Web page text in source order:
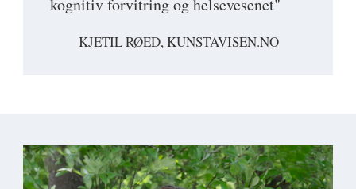
kognitiv forvitring og helsevesenet"
KJETIL RØED, KUNSTAVISEN.NO